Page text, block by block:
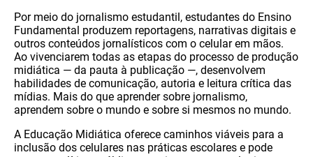
Por meio do jornalismo estudantil, estudantes do Ensino
Fundamental produzem reportagens, narrativas digitais e
outros conteúdos jornalísticos com o celular em mãos.
Ao vivenciarem todas as etapas do processo de produção
midiática — da pauta à publicação —, desenvolvem
habilidades de comunicação, autoria e leitura crítica das
mídias. Mais do que aprender sobre jornalismo,
aprendem sobre o mundo e sobre si mesmos no mundo.
A Educação Midiática oferece caminhos viáveis para a
inclusão dos celulares nas práticas escolares e pode